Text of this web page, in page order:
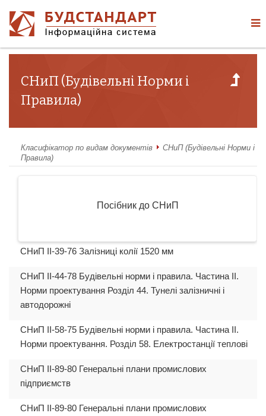
СНиП (Будівельні Норми і
Правила)
Класифікатор по видам документів
СНиП (Будівельні Норми і
Правила)
Посібник до СНиП
СНиП II-39-76 Залізниці колії 1520 мм
СНиП II-44-78 Будівельні норми і правила. Частина II.
Норми проектування Розділ 44. Тунелі залізничні і
автодорожні
СНиП II-58-75 Будівельні норми і правила. Частина II.
Норми проектування. Розділ 58. Електростанції теплові
СНиП II-89-80 Генеральні плани промислових
підприємств
СНиП II-89-80 Генеральні плани промислових